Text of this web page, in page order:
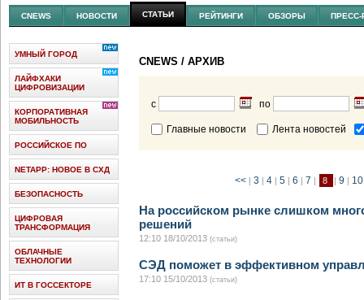
скоростью крупных
корпораций
CNEWS НОВОСТИ СТАТЬИ РЕЙТИНГИ ОБЗОРЫ
CNEWS / АРХИВ
с по
Главные новости Лента новостей
<< | 3 | 4 | 5 | 6 | 7 | 8 | 9 |
На российском рынке слишком
решений
12:10 18/10/2013 (статьи)
СЭД поможет в эффективном
17:10 15/10/2013 (статьи)
УМНЫЙ ГОРОД
ЛАЙФХАКИ
ЦИФРОВИЗАЦИИ
КОРПОРАТИВНАЯ
МОБИЛЬНОСТЬ
РОССИЙСКОЕ ПО
NETAPP: НОВОЕ В СХД
БЕЗОПАСНОСТЬ
ЦИФРОВАЯ
ТРАНСФОРМАЦИЯ
ОБЛАЧНЫЕ
ТЕХНОЛОГИИ
ИТ В ГОССЕКТОРЕ